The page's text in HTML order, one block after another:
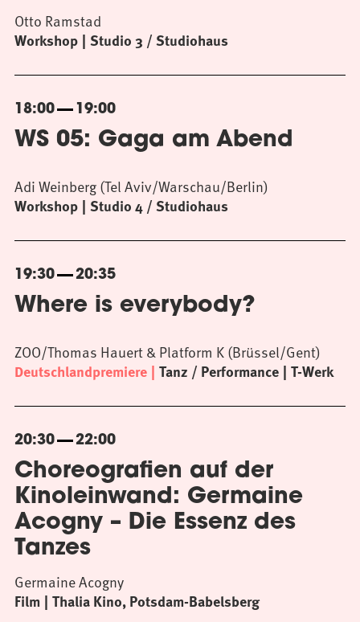
Workshop Studio 3 / Studiohaus
Otto Ramstad
18:00 19:00
WS 05: Gaga am Abend
Workshop Studio 4 / Studiohaus
Adi Weinberg (Tel Aviv/Warschau/Berlin)
19:30 20:35
Where is everybody?
Deutschlandpremiere Tanz / Performance T-Werk
ZOO/Thomas Hauert & Platform K (Brüssel/Gent)
20:30 22:00
Choreografien auf der
Kinoleinwand: Germaine
Acogny – Die Essenz des
Tanzes
Film Thalia Kino, Potsdam-Babelsberg
Germaine Acogny